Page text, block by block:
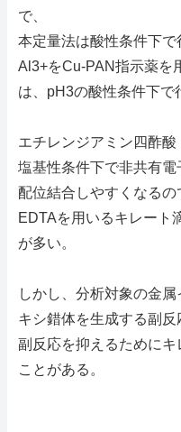
で、
本定量法は酸性条件下で
Al3+をCu-PAN指示薬を
は、pH3の酸性条件下で
エチレンジアミン四酢酸
塩基性条件下で非共有電
配位結合しやすくなるの
EDTAを用いるキレート
が多い。
しかし、分析対象の金
キシ錯体を生成する副反
副反応を抑えるためにキ
ことがある。